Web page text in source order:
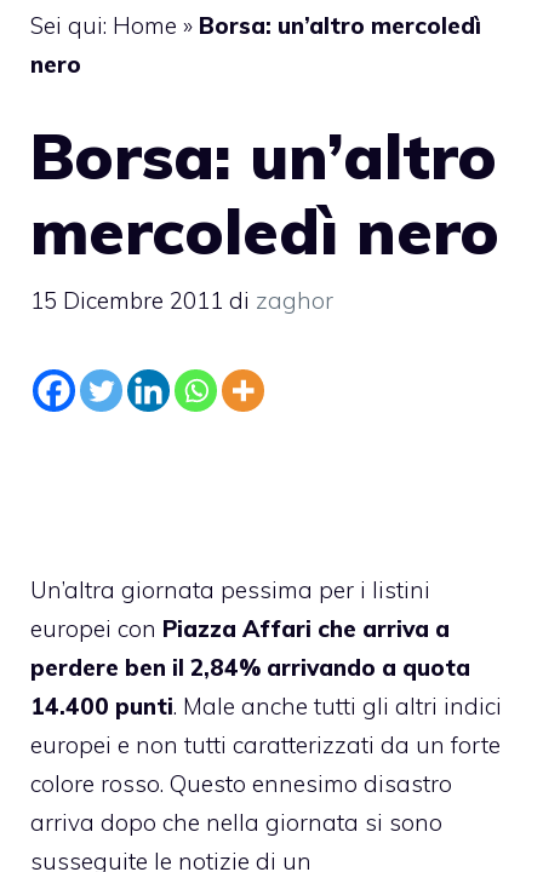
Sei qui: Home » Borsa: un’altro mercoledì
nero
Borsa: un’altro
mercoledì nero
15 Dicembre 2011 di zaghor
Un’altra giornata pessima per i listini
europei con Piazza Affari che arriva a
perdere ben il 2,84% arrivando a quota
14.400 punti. Male anche tutti gli altri indici
europei e non tutti caratterizzati da un forte
colore rosso. Questo ennesimo disastro
arriva dopo che nella giornata si sono
susseguite le notizie di un